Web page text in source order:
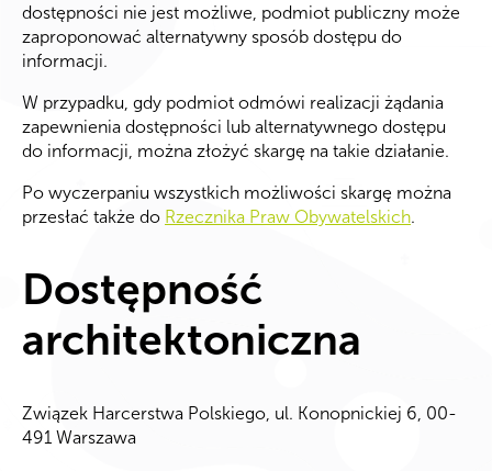
dostępności nie jest możliwe, podmiot publiczny może
zaproponować alternatywny sposób dostępu do
informacji.
W przypadku, gdy podmiot odmówi realizacji żądania
zapewnienia dostępności lub alternatywnego dostępu
do informacji, można złożyć skargę na takie działanie.
Po wyczerpaniu wszystkich możliwości skargę można
przesłać także do Rzecznika Praw Obywatelskich.
Dostępność
architektoniczna
Związek Harcerstwa Polskiego, ul. Konopnickiej 6, 00-
491 Warszawa